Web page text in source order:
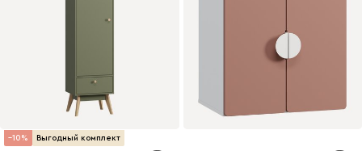
10 Выгодный комплект